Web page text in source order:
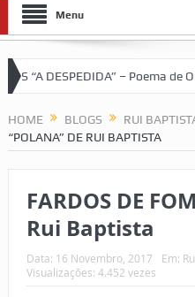
Menu
– Poema de Orlando
HOME BLOGS RUI
“POLANA” DE RUI BAPTISTA
FARDOS DE
Rui Baptista
Data: 16 Novembro, 2017 Em:
Visualizações: 4.452 vezes